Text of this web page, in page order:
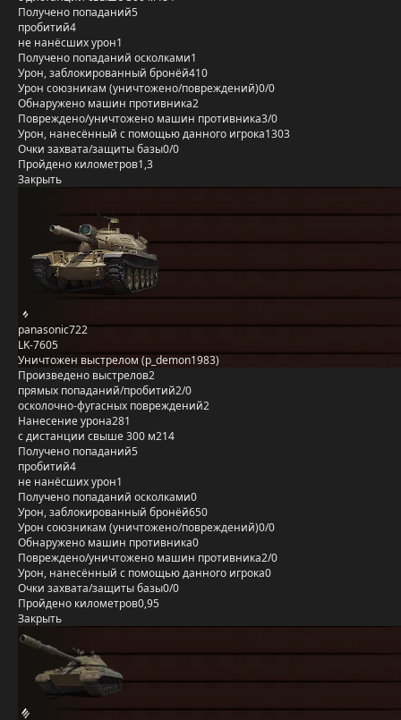
Получено попаданий5
пробитий4
не нанёсших урон1
Получено попаданий осколками1
Урон, заблокированный бронёй410
Урон союзникам (уничтожено/повреждений)0/0
Обнаружено машин противника2
Повреждено/уничтожено машин противника3/0
Урон, нанесённый с помощью данного игрока1303
Очки захвата/защиты базы0/0
Пройдено километров1,3
Закрыть
panasonic722
LK-7605
Уничтожен выстрелом (p_demon1983)
Произведено выстрелов2
прямых попаданий/пробитий2/0
осколочно-фугасных повреждений2
Нанесение урона281
с дистанции свыше 300 м214
Получено попаданий5
пробитий4
не нанёсших урон1
Получено попаданий осколками0
Урон, заблокированный бронёй650
Урон союзникам (уничтожено/повреждений)0/0
Обнаружено машин противника0
Повреждено/уничтожено машин противника2/0
Урон, нанесённый с помощью данного игрока0
Очки захвата/защиты базы0/0
Пройдено километров0,95
Закрыть